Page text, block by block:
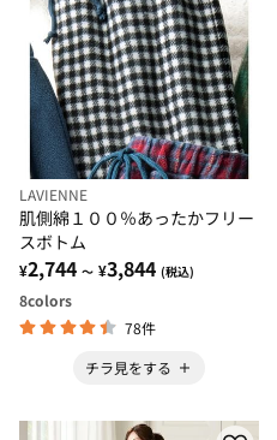
LAVIENNE
肌側綿１００％あったかフリー
スボトム
¥2,744 ～ ¥3,844 (税込)
8colors
78件
チラ見をする